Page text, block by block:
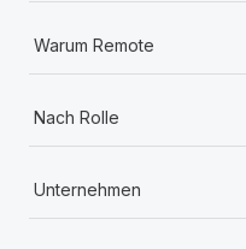
Warum Remote
Nach Rolle
Unternehmen